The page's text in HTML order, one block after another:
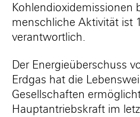
Kohlendioxidemissionen
menschliche Aktivität ist
verantwortlich.
Der Energieüberschuss
Erdgas hat die
Gesellschaften
Hauptantriebskraft im